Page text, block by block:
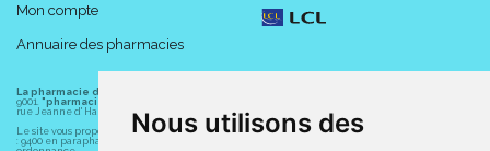
Nous utilisons des
Mon compte
Annuaire des pharmacies
La pharmacie du centre à Albert
9001. "pharmacie-du-centre-albert.fr "
rue Jeanne d' Harcourt, 80300 Albert.
Le site vous propose un large choix de plus de 11000 références, au prix les plus bas possible
: 9400 en parapharmacie, animaux, orthopédie, matériel médical. 1700 en médicaments sans